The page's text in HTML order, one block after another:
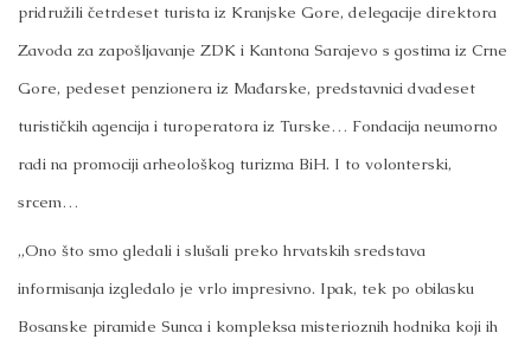
pridružili četrdeset turista iz Kranjske Gore, delegacije direktora
Zavoda za zapošljavanje ZDK i Kantona Sarajevo s gostima iz Crne
Gore, pedeset penzionera iz Mađarske, predstavnici dvadeset
turističkih agencija i turoperatora iz Turske… Fondacija neumorno
radi na promociji arheološkog turizma BiH. I to volonterski,
srcem…
„Ono što smo gledali i slušali preko hrvatskih sredstava
informisanja izgledalo je vrlo impresivno. Ipak, tek po obilasku
Bosanske piramide Sunca i kompleksa misterioznih hodnika koji ih